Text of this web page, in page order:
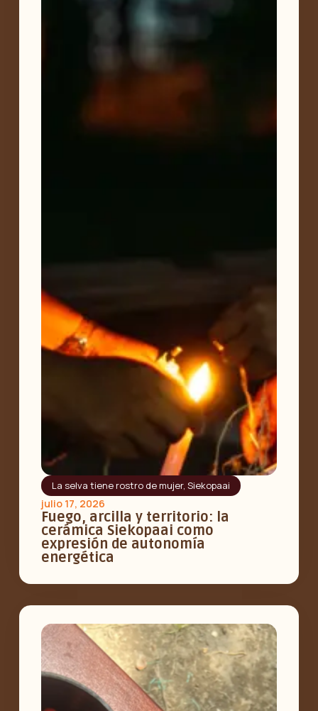
La selva tiene rostro de mujer,Siekopaai
julio 17, 2026
Fuego, arcilla y territorio: la
cerámica Siekopaai como
expresión de autonomía
energética